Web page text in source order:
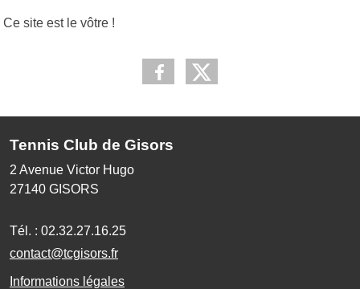
Ce site est le vôtre !
Tennis Club de Gisors
2 Avenue Victor Hugo
27140 GISORS
Tél. : 02.32.27.16.25
contact@tcgisors.fr
Informations légales